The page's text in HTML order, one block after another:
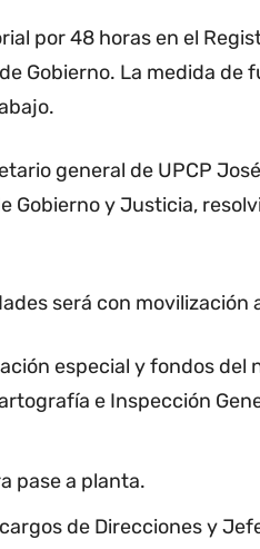
por 48 horas en el
Gobierno. La medida de
general de UPCP
Gobierno y Justicia,
será con
especial y fondos del
e Inspección
pase a planta.
de Direcciones y